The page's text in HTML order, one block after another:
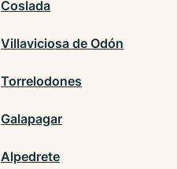
Coslada
Villaviciosa de Odón
Torrelodones
Galapagar
Alpedrete